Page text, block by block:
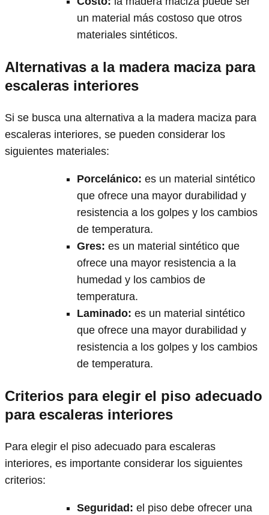
un material más costoso que otros
materiales sintéticos.
Alternativas a la madera maciza para
escaleras interiores
Si se busca una alternativa a la madera maciza para
escaleras interiores, se pueden considerar los
siguientes materiales:
Porcelánico: es un material sintético
que ofrece una mayor durabilidad y
resistencia a los golpes y los cambios
de temperatura.
Gres: es un material sintético que
ofrece una mayor resistencia a la
humedad y los cambios de
temperatura.
Laminado: es un material sintético
que ofrece una mayor durabilidad y
resistencia a los golpes y los cambios
de temperatura.
Criterios para elegir el piso adecuado
para escaleras interiores
Para elegir el piso adecuado para escaleras
interiores, es importante considerar los siguientes
criterios:
Seguridad : el piso debe ofrecer una